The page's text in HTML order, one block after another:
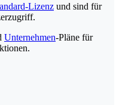
Lizenz und sind für
Unternehmen-Pläne für